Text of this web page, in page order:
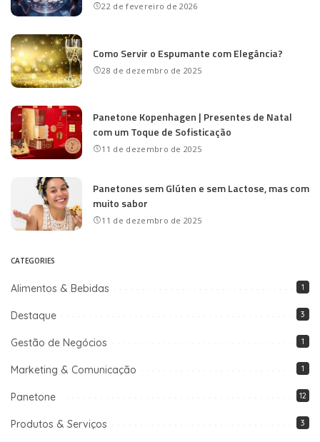
22 de fevereiro de 2026
Como Servir o Espumante com Elegância?
28 de dezembro de 2025
Panetone Kopenhagen | Presentes de Natal
com um Toque de Sofisticação
11 de dezembro de 2025
Panetones sem Glúten e sem Lactose, mas com
muito sabor
11 de dezembro de 2025
CATEGORIES
Alimentos & Bebidas 1
Destaque 3
Gestão de Negócios 1
Marketing & Comunicação 1
Panetone 12
Produtos & Serviços 3